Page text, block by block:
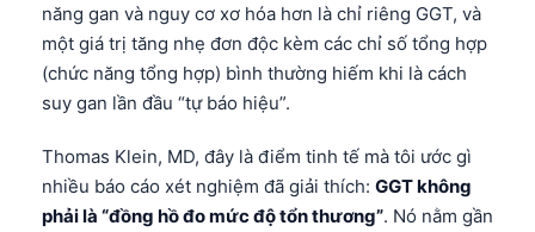
năng gan và nguy cơ xơ hóa hơn là chỉ riêng GGT, và
một giá trị tăng nhẹ đơn độc kèm các chỉ số tổng hợp
(chức năng tổng hợp) bình thường hiếm khi là cách
suy gan lần đầu “tự báo hiệu”.
Thomas Klein, MD, đây là điểm tinh tế mà tôi ước gì
nhiều báo cáo xét nghiệm đã giải thích: GGT không
phải là “đồng hồ đo mức độ tổn thương”. Nó nằm gần